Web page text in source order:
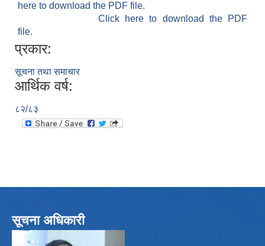
here to download the PDF file.
Click here to download the PDF
file.
प्रकार:
सूचना तथा समाचार
आर्थिक वर्ष:
८२/८३
सूचना अधिकारी